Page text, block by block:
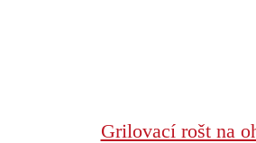
Grilovací rošt na